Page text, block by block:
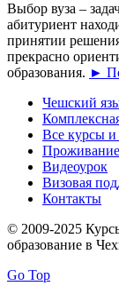
Выбор вуза –
абитуриент
принятии
прекрасно
образования. ►
Чешский
Все курсы
Проживание
Видеоурок
Визовая
Контакты
© 2009-2025
образование в
Go Top